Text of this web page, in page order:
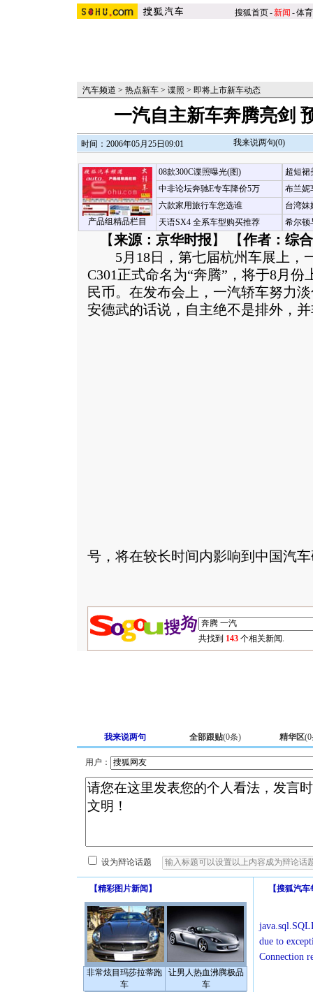
搜狐首页-新闻 -体育
汽车频道 > 热点新车 > 谍照 > 即将上市新车动态
一汽自主新车奔腾亮剑
时间：2006年05月25日09:01 我来说两句(0)
产品组精品栏目
08款300C谍照曝光(图)
中非论坛奔驰E专车降价5万
六款家用旅行车您选谁
天语SX4 全系车型购买推荐
超短裙
布兰妮
台湾妹
希尔顿
【来源：京华时报 】 【作者：综
5月18日，第七届杭州车展上，
C301正式命名为“奔腾”，将于8月份
民币。在发布会上，一汽轿车努力
安德武的话说，自主绝不是排外，
号，将在较长时间内影响到中国汽
共找到 143 个相关新闻.
我来说两句 全部跟贴(0条) 精华区(0
用户：
设为辩论话题
【精彩图片新闻 】
非常炫目玛莎拉蒂跑
车
让男人热血沸腾极品
车
【搜狐汽车
due to
Connection